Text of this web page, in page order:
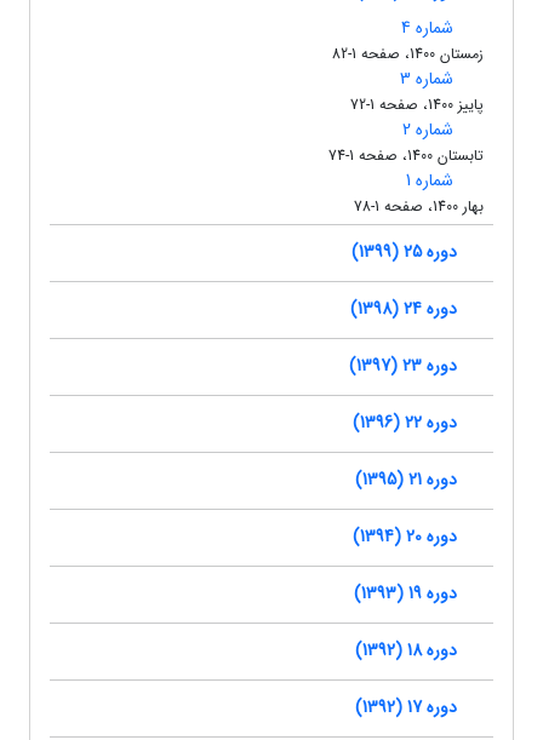
شماره 4
زمستان 1400، صفحه 1-82
شماره 3
پاییز 1400، صفحه 1-72
شماره 2
تابستان 1400، صفحه 1-74
شماره 1
بهار 1400، صفحه 1-78
دوره 25 (1399)
دوره 24 (1398)
دوره 23 (1397)
دوره 22 (1396)
دوره 21 (1395)
دوره 20 (1394)
دوره 19 (1393)
دوره 18 (1392)
دوره 17 (1392)